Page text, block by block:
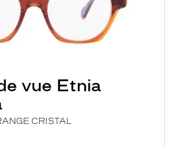
vue Etnia
CRISTAL